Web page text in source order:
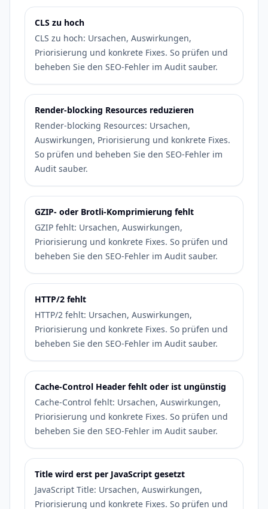
CLS zu hoch
CLS zu hoch: Ursachen, Auswirkungen,
Priorisierung und konkrete Fixes. So prüfen und
beheben Sie den SEO-Fehler im Audit sauber.
Render-blocking Resources reduzieren
Render-blocking Resources: Ursachen,
Auswirkungen, Priorisierung und konkrete Fixes.
So prüfen und beheben Sie den SEO-Fehler im
Audit sauber.
GZIP- oder Brotli-Komprimierung fehlt
GZIP fehlt: Ursachen, Auswirkungen,
Priorisierung und konkrete Fixes. So prüfen und
beheben Sie den SEO-Fehler im Audit sauber.
HTTP/2 fehlt
HTTP/2 fehlt: Ursachen, Auswirkungen,
Priorisierung und konkrete Fixes. So prüfen und
beheben Sie den SEO-Fehler im Audit sauber.
Cache-Control Header fehlt oder ist ungünstig
Cache-Control fehlt: Ursachen, Auswirkungen,
Priorisierung und konkrete Fixes. So prüfen und
beheben Sie den SEO-Fehler im Audit sauber.
Title wird erst per JavaScript gesetzt
JavaScript Title: Ursachen, Auswirkungen,
Priorisierung und konkrete Fixes. So prüfen und